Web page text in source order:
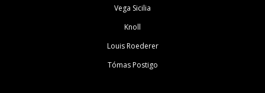
Vega Sicilia
Knoll
Louis Roederer
Tómas Postigo